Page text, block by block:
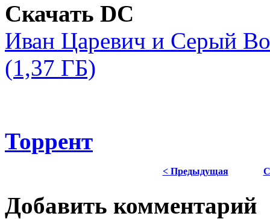
Скачать DС
Иван Царевич и Серый
(1,37 ГБ)
Торрент
< Предыдущая
Добавить комментарий